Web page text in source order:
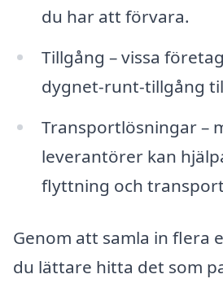
du har att förvara.
Tillgång – vissa
dygnet-runt-tillgång
Transportlösningar –
leverantörer kan
flyttning och
Genom att samla in flera
du lättare hitta det som